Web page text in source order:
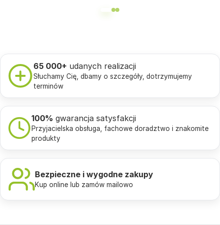
65 000+ udanych realizacji
Słuchamy Cię, dbamy o szczegóły, dotrzymujemy
terminów
100% gwarancja satysfakcji
Przyjacielska obsługa, fachowe doradztwo i znakomite
produkty
Bezpieczne i wygodne zakupy
Kup online lub zamów mailowo